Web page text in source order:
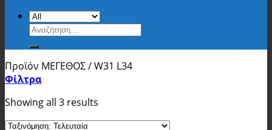
Αναζήτηση
για:
Προϊόν ΜΕΓΕΘΟΣ/W31 L34
Φίλτρα
Showing all 3 results